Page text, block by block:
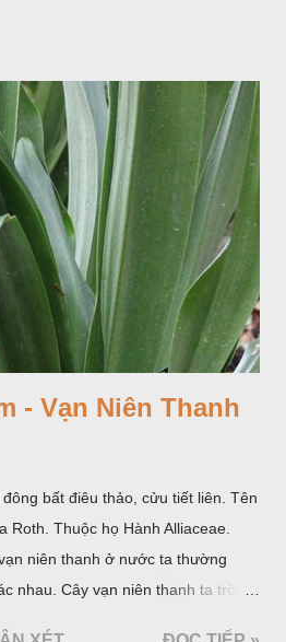
- Vạn Niên Thanh
bất điêu thảo, cửu tiết liên. Tên
Roth. Thuộc họ Hành Alliaceae.
niên thanh ở nước ta thường
nhau. Cây vạn niên thanh ta trồng